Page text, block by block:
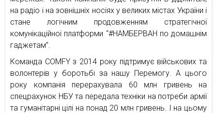
на радіо і на зовнішніх носіях у великих містах України і
стане логічним продовженням стратегічної
комунікаційної платформи “#НАМБЕРВАН по домашнім
гаджетам”.
Команда COMFY з 2014 року підтримує військових та
волонтерів у боротьбі за нашу Перемогу. А цього
року компанія перерахувала 60 млн гривень на
спецрахунок НБУ та передала техніки на потреби армії
та гуманітарні цілі на понад 20 млн гривень. І на цьому